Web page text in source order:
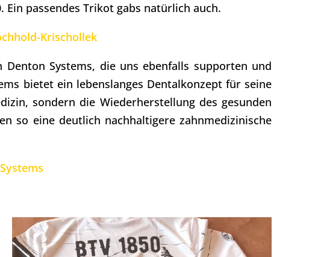
passendes Trikot gabs natürlich auch.
Krischollek
Systems, die uns ebenfalls supporten und
bietet ein lebenslanges Dentalkonzept für seine
sondern die Wiederherstellung des gesunden
so eine deutlich nachhaltigere zahnmedizinische